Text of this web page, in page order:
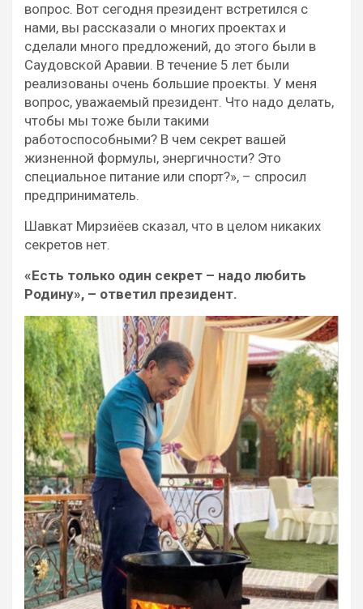
вопрос. Вот сегодня президент встретился с
нами, вы рассказали о многих проектах и
сделали много предложений, до этого были в
Саудовской Аравии. В течение 5 лет были
реализованы очень большие проекты. У меня
вопрос, уважаемый президент. Что надо делать,
чтобы мы тоже были такими
работоспособными? В чем секрет вашей
жизненной формулы, энергичности? Это
специальное питание или спорт?», – спросил
предприниматель.
Шавкат Мирзиёев сказал, что в целом никаких
секретов нет.
«Есть только один секрет – надо любить
Родину», – ответил президент.